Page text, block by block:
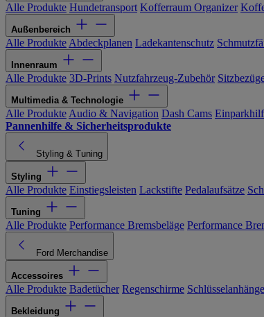
Alle Produkte Hundetransport Kofferraum Organizer
Außenbereich
Alle Produkte Abdeckplanen Ladekantenschutz
Innenraum
Alle Produkte 3D-Prints Nutzfahrzeug-Zubehör
Multimedia & Technologie
Alle Produkte Audio & Navigation Dash Cams
Pannenhilfe & Sicherheitsprodukte
Styling & Tuning
Styling
Alle Produkte Einstiegsleisten Lackstifte Pedalaufsätze
Tuning
Alle Produkte Performance Bremsbeläge Performance
Ford Merchandise
Accessoires
Alle Produkte Badetücher Regenschirme
Bekleidung